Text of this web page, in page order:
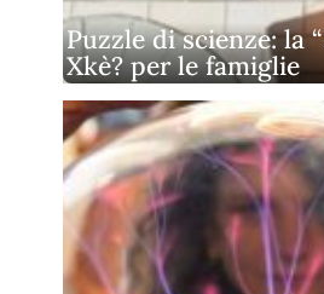
Puzzle di scienze: la
Xkè? per le famiglie